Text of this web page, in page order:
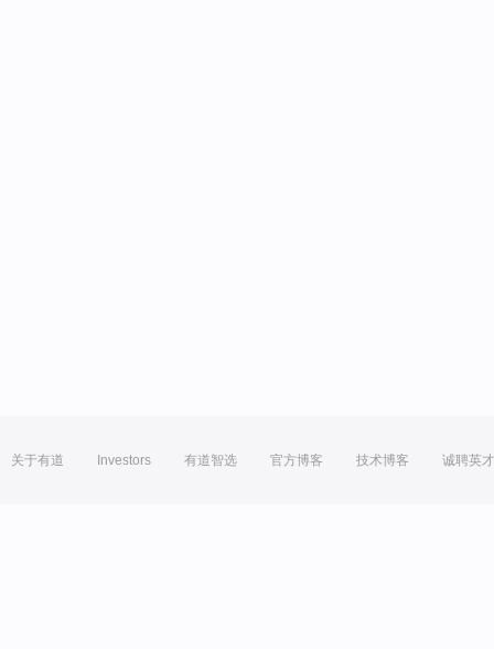
关于有道 Investors 有道智选 官方博客 技术博客 诚聘英才